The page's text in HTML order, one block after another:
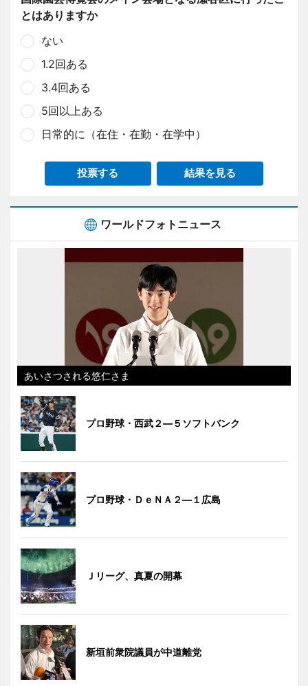
とはありますか
ない
1.2回ある
3.4回ある
5回以上ある
日常的に（在住・在勤・在学中）
投票する 結果を見る
ワールドフォトニュース
あいさつされる悠仁さま
プロ野球・西武２―５ソフトバンク
プロ野球・ＤｅＮＡ２―１広島
Ｊリーグ、真夏の開幕
新垣前衆院議員が中道離党